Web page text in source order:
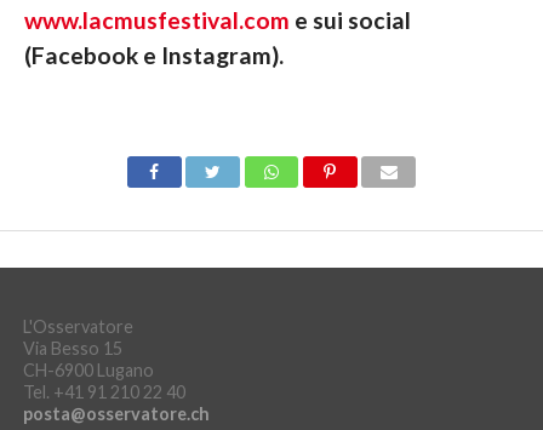
www.lacmusfestival.com e sui social
(Facebook e Instagram).
L'Osservatore
Via Besso 15
CH-6900 Lugano
Tel. +41 91 210 22 40
posta@osservatore.ch